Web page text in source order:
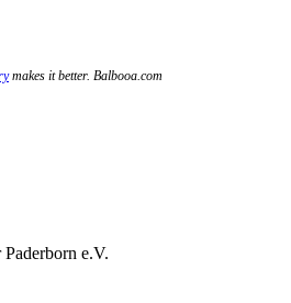
makes it better. Balbooa.com
e.V.